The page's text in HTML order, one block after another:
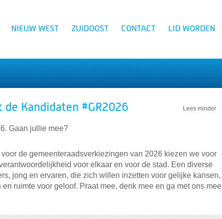
NIEUW WEST ZUIDOOST CONTACT LID WORDEN
Zoeken
de Kandidaten #GR2026
Gaan jullie mee?
de gemeenteraadsverkiezingen van 2026 kiezen we voor
voor elkaar en voor de stad. Een diverse
jong en ervaren, die zich willen inzetten voor gelijke kansen,
ruimte voor geloof. Praat mee, denk mee en ga met ons mee